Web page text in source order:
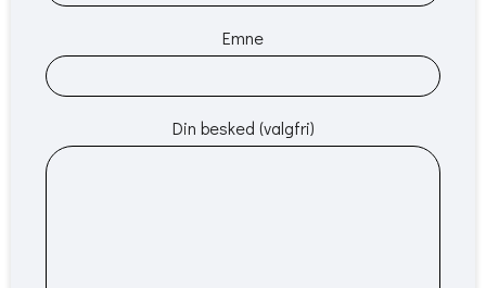
Emne
Din besked (valgfri)